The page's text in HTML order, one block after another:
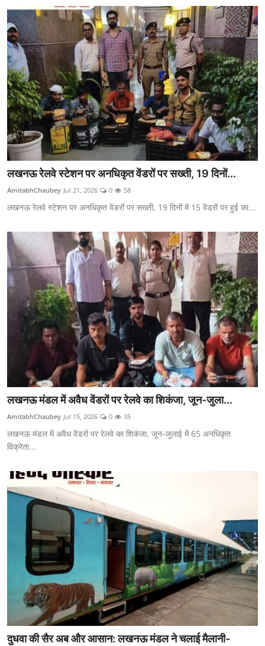
Live TV
लखनऊ रेलवे स्टेशन पर अनधिकृत वेंडरों पर सख्ती, 19 दिनों...
AmitabhChaubey Jul 21, 2026 0 58
लखनऊ रेलवे स्टेशन पर अनधिकृत वेंडरों पर सख्ती, 19 दिनों में 15 वेंडरों पर हुई का...
लखनऊ मंडल में अवैध वेंडरों पर रेलवे का शिकंजा, जून-जुला...
AmitabhChaubey Jul 15, 2026 0 35
लखनऊ मंडल में अवैध वेंडरों पर रेलवे का शिकंजा, जून-जुलाई में 65 अनधिकृत
विक्रेता...
दुधवा की सैर अब और आसान: लखनऊ मंडल ने चलाई मैलानी-